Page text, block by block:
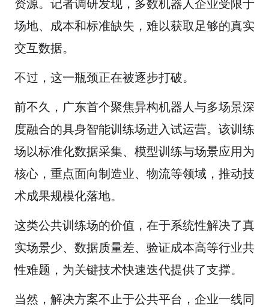
资源。记者调研发现，多数机器人企业受限于
场地、成本和标准缺失，难以获取足够的真实
交互数据。
不过，这一瓶颈正在被逐步打破。
前不久，广东首个聚焦异构机器人与多场景深
度融合的具身智能训练场进入试运营。该训练
场以标准化数据采集、模型训练与场景应用为
核心，重点面向制造业、物流等领域，推动技
术成果规模化落地。
这类公共训练场的价值，在于系统性解决了真
实场景少、数据质量差、验证成本高等行业共
性难题，为关键技术快速迭代提供了支撑。
当然，解决方案不止于公共平台，企业一线同